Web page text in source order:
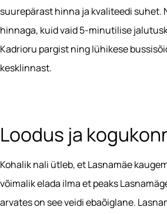
suurepärast hinna ja kvaliteedi suhet.
hinnaga, kuid vaid 5-minutilise
Kadrioru pargist ning lühikese
kesklinnast.
Loodus ja
Kohalik nali ütleb, et Lasnamäe
võimalik elada ilma et peaks
arvates on see veidi ebaõiglane.